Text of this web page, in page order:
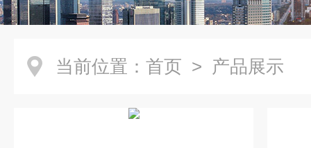
当前位置： 首页 > 产品展示